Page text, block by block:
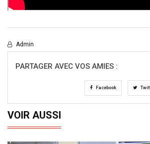
Admin
PARTAGER AVEC VOS AMIES :
Facebook
VOIR AUSSI